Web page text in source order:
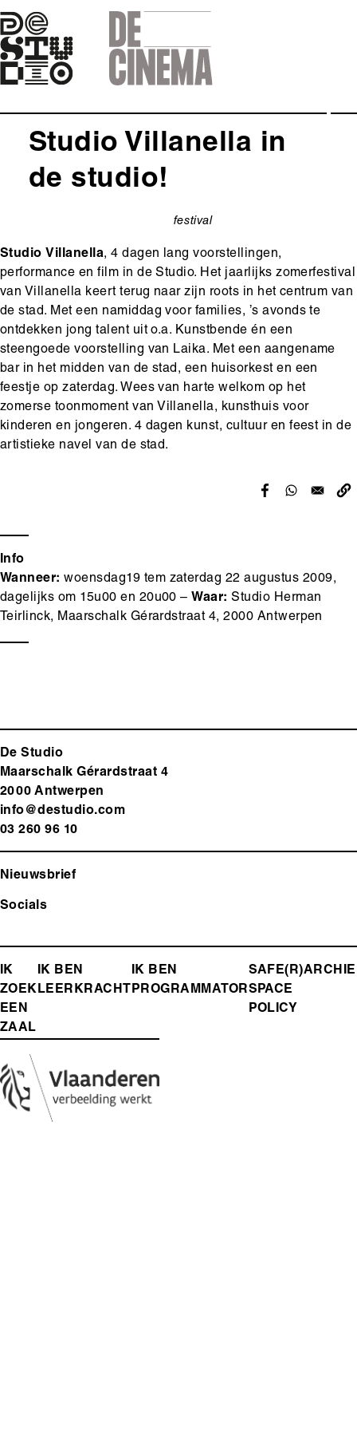
Skip
to
main
navigation
Studio Villanella in
de studio!
festival
Studio Villanella, 4 dagen lang voorstellingen,
performance en film in de Studio. Het jaarlijks zomerfestival
van Villanella keert terug naar zijn roots in het centrum van
de stad. Met een namiddag voor families, ’s avonds te
ontdekken jong talent uit o.a. Kunstbende én een
steengoede voorstelling van Laika. Met een aangename
bar in het midden van de stad, een huisorkest en een
feestje op zaterdag. Wees van harte welkom op het
zomerse toonmoment van Villanella, kunsthuis voor
kinderen en jongeren. 4 dagen kunst, cultuur en feest in de
artistieke navel van de stad.
Info
Wanneer: woensdag19 tem zaterdag 22 augustus 2009,
dagelijks om 15u00 en 20u00 – Waar: Studio Herman
Teirlinck, Maarschalk Gérardstraat 4, 2000 Antwerpen
De Studio
Maarschalk Gérardstraat 4
2000 Antwerpen
info@destudio.com
03 260 96 10
Nieuwsbrief
Socials
FOOTER-
MENU
IK
ZOEK
EEN
ZAAL
IK BEN
LEERKRACHT
IK BEN
PROGRAMMATOR
SAFE(R)
SPACE
POLICY
Media
Afbeelding